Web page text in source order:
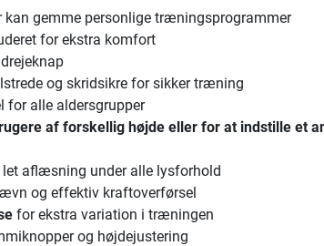
kan gemme personlige træningsprogrammer
for ekstra komfort
og skridsikre for sikker træning
for alle aldersgrupper
af forskellig højde eller for at indstille et
aflæsning under alle lysforhold
og effektiv kraftoverførsel
for ekstra variation i træningen
og højdejustering